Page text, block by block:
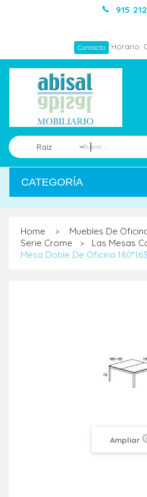
915
Contacto Horario:
Raíz
CATEGORÍA
Home > Muebles De
Serie Crome > Las Mesas
Mesa Doble De Oficina
Ampliar